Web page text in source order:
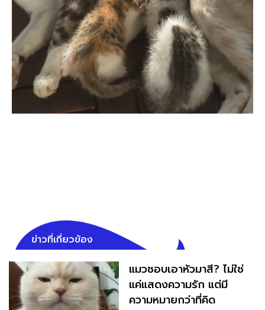
ข่าวที่เกี่ยวข้อง
แมวชอบเอาหัวมาสี? ไม่ใช่
แค่แสดงความรัก แต่มี
ความหมายกว่าที่คิด